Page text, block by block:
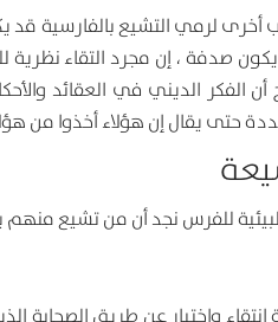
لرمي التشيع بالفارسية قد
صدفة ، إن مجرد التقاء
أن الفكر الديني في العقائد
حتى يقال إن هؤلاء أخذوا من
البيئية للفرس نجد أن من تشيع